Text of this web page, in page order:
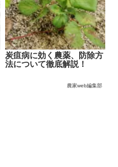
炭疽病に効く農薬、防除方
法について徹底解説！
農家web編集部